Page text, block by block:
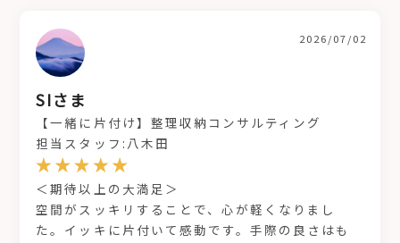
SIさま
2026/07/02
【一緒に片付け】整理収納コンサルティング
担当スタッフ:八木田
＜期待以上の大満足＞
空間がスッキリすることで、心が軽くなりまし
た。イッキに片付いて感動です。手際の良さはも